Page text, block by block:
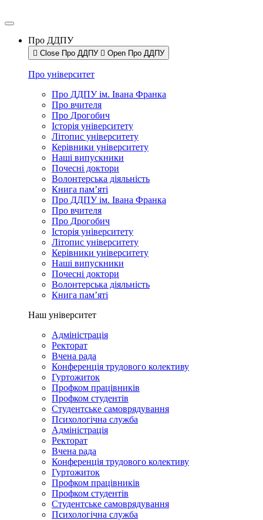
Про ДДПУ
Close Про ДДПУ Open Про ДДПУ
Про університет
Про ДДПУ ім. Івана Франка
Про вчителя
Про Дрогобич
Історія університету
Літопис університету
Керівники університету
Наші випускники
Почесні доктори
Волонтерська діяльність
Книга пам’яті
Про ДДПУ ім. Івана Франка
Про вчителя
Про Дрогобич
Історія університету
Літопис університету
Керівники університету
Наші випускники
Почесні доктори
Волонтерська діяльність
Книга пам’яті
Наш університет
Адміністрація
Ректорат
Вчена рада
Конференція трудового колективу
Гуртожиток
Профком працівників
Профком студентів
Студентське самоврядування
Психологічна служба
Адміністрація
Ректорат
Вчена рада
Конференція трудового колективу
Гуртожиток
Профком працівників
Профком студентів
Студентське самоврядування
Психологічна служба